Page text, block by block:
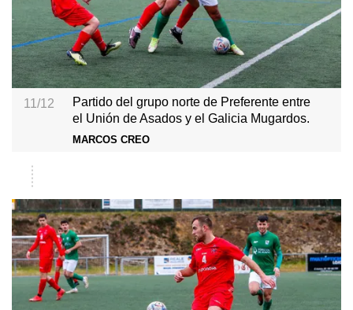
11/12
Partido del grupo norte de Preferente entre
el Unión de Asados y el Galicia Mugardos.
MARCOS CREO